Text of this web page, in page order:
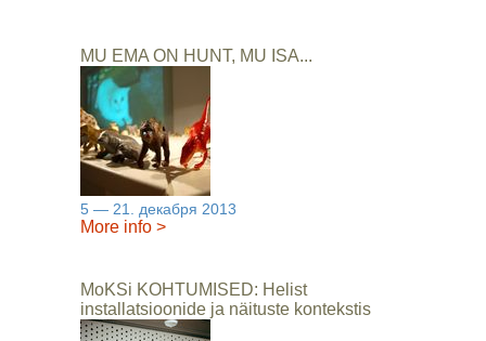
MU EMA ON HUNT, MU ISA...
5 — 21. декабря 2013
More info >
MoKSi KOHTUMISED: Helist
installatsioonide ja näituste kontekstis